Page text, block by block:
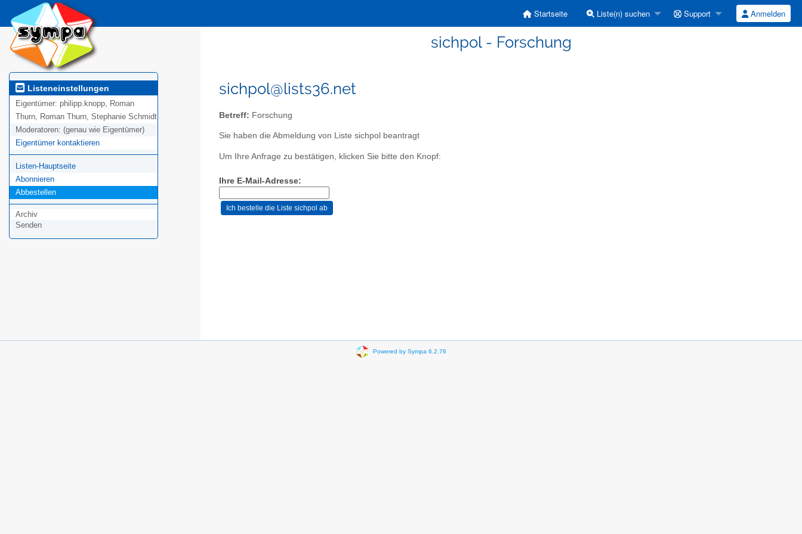
Startseite Liste(n) suchen Support Anmelden
sichpol - Forschung
Listeneinstellungen
Eigentümer: philipp.knopp, Roman
Thurn, Roman Thurn, Stephanie Schmidt
Moderatoren: (genau wie Eigentümer)
Eigentümer kontaktieren
Listen-Hauptseite
Abonnieren
Abbestellen
Archiv
Senden
sichpol@lists36.net
Betreff: Forschung
Sie haben die Abmeldung von Liste sichpol beantragt
Um Ihre Anfrage zu bestätigen, klicken Sie bitte den Knopf:
Ihre E-Mail-Adresse:
Powered by Sympa 6.2.76